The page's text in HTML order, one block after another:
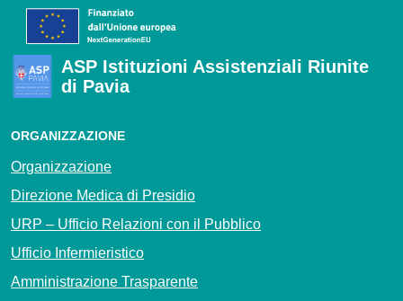
ASP Istituzioni Assistenziali Riunite
di Pavia
ORGANIZZAZIONE
Organizzazione
Direzione Medica di Presidio
URP – Ufficio Relazioni con il Pubblico
Ufficio Infermieristico
Amministrazione Trasparente